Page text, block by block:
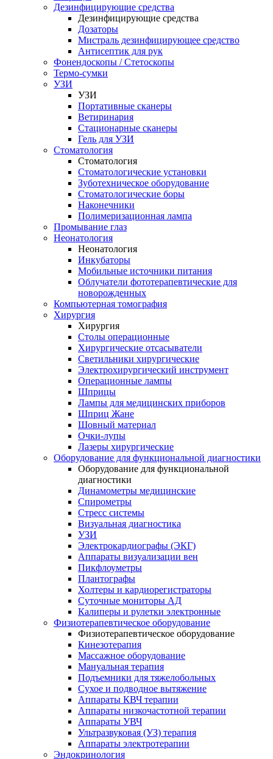
Дезинфицирующие средства
Дезинфицирующие средства
Дозаторы
Мистраль дезинфицирующее средство
Антисептик для рук
Фонендоскопы / Стетоскопы
Термо-сумки
УЗИ
УЗИ
Портативные сканеры
Ветиринария
Стационарные сканеры
Гель для УЗИ
Стоматология
Стоматология
Стоматологические установки
Зуботехническое оборудование
Стоматологические боры
Наконечники
Полимеризационная лампа
Промывание глаз
Неонатология
Неонатология
Инкубаторы
Мобильные источники питания
Облучатели фототерапевтические для
новорожденных
Компьютерная томография
Хирургия
Хирургия
Столы операционные
Хирургические отсасыватели
Светильники хирургические
Электрохирургический инструмент
Операционные лампы
Шприцы
Лампы для медицинских приборов
Шприц Жане
Шовный материал
Очки-лупы
Лазеры хирургические
Оборудование для функциональной диагностики
Оборудование для функциональной
диагностики
Динамометры медицинские
Спирометры
Стресс системы
Визуальная диагностика
УЗИ
Электрокардиографы (ЭКГ)
Аппараты визуализации вен
Пикфлоуметры
Плантографы
Холтеры и кардиорегистраторы
Суточные мониторы АД
Калиперы и рулетки электронные
Физиотерапевтическое оборудование
Физиотерапевтическое оборудование
Кинезотерапия
Массажное оборудование
Мануальная терапия
Подъемники для тяжелобольных
Сухое и подводное вытяжение
Аппараты КВЧ терапии
Аппараты низкочастотной терапии
Аппараты УВЧ
Ультразвуковая (УЗ) терапия
Аппараты электротерапии
Эндокринология